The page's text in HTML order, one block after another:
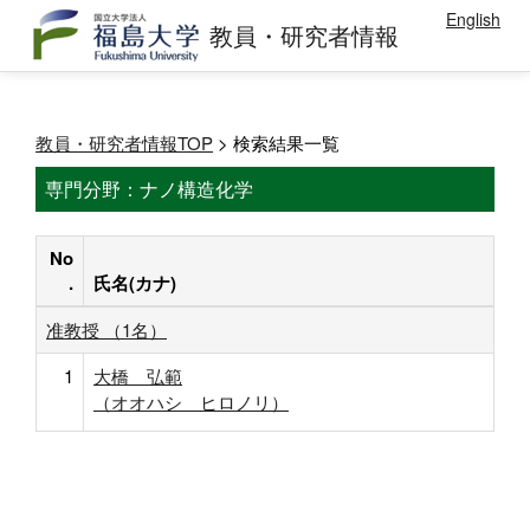
教員・研究者情報 English
教員・研究者情報TOP > 検索結果一覧
専門分野：ナノ構造化学
No
.
氏名(カナ)
准教授 （1名）
1
大橋 弘範
（オオハシ ヒロノリ）